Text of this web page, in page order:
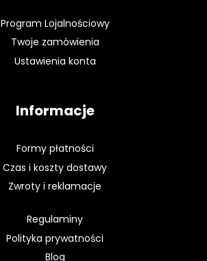
Program Lojalnościowy
Twoje zamówienia
Ustawienia konta
Informacje
Formy płatności
Czas i koszty dostawy
Zwroty i reklamacje
Regulaminy
Polityka prywatności
Blog